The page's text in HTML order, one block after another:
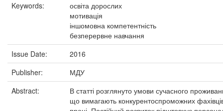
Keywords:
освіта дорослих
мотивація
іншомовна компетентність
безперервне навчання
Issue Date:
2016
Publisher:
МДУ
Abstract:
В статті розглянуто умови сучасного
що вимагають конкурентоспроможних